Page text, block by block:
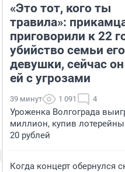
«Это тот, кого ты
травила»:
приговорили к 22
убийство семьи его
девушки, сейчас
ей с угрозами
39 минут 1 091 4
Уроженка Волгограда
миллион, купив
20 рублей
Когда концерт обернулся